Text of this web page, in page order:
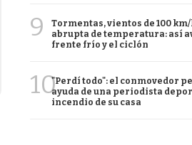
9
Tormentas, vientos de 100 km/
abrupta de temperatura: así
frente frío y el ciclón
10"Perdí todo": el conmovedor
ayuda de una periodista
incendio de su casa